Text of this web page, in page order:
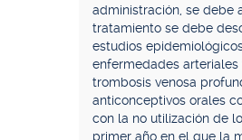
administración, se debe
tratamiento se debe
estudios
enfermedades
trombosis venosa
anticonceptivos orales
con la no utilización de
primer año en el que la